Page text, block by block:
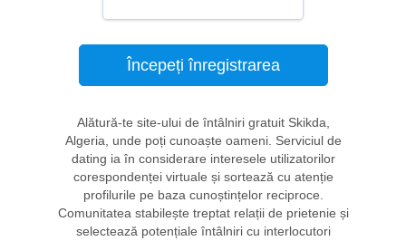
Începeți înregistrarea
Alătură-te site-ului de întâlniri gratuit Skikda,
Algeria, unde poți cunoaște oameni. Serviciul de
dating ia în considerare interesele utilizatorilor
corespondenței virtuale și sortează cu atenție
profilurile pe baza cunoștințelor reciproce.
Comunitatea stabilește treptat relații de prietenie și
selectează potențiale întâlniri cu interlocutori